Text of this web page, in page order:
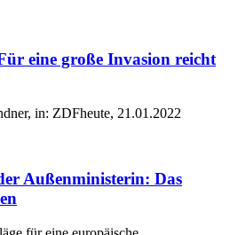
eine große Invasion reicht
in: ZDFheute, 21.01.2022
Außenministerin: Das